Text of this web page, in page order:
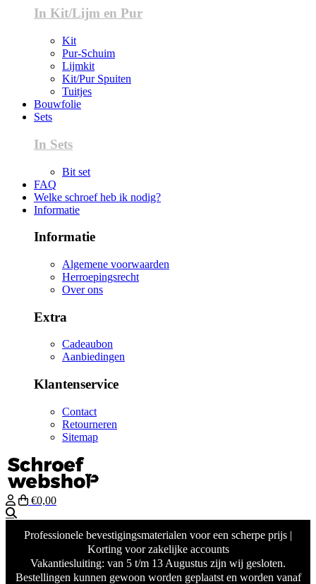
In Kit/Lijm en Pur
Kit
Pur-Schuim
Lijmkit
Kit/Pur Spuiten
Tuitjes
Bouwfolie
Sets
In Sets
Bit set
FAQ
Welke schroef heb ik nodig?
Informatie
Informatie
Algemene voorwaarden
Herroepingsrecht
Over ons
Extra
Cadeaubon
Aanbiedingen
Klantenservice
Contact
Retourneren
Sitemap
€0,00
Professionele bevestigingsmaterialen voor een scherpe prijs |
Korting voor zakelijke accounts
Vakantiesluiting: van 5 t/m 13 Augustus zijn wij gesloten.
Bestellingen kunnen gewoon worden geplaatst en worden vanaf